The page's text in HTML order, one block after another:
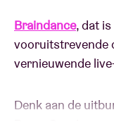
Braindance, dat
vooruitstrevende
vernieuwende
Denk aan de